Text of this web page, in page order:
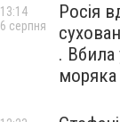
Росія
. Вбила
моряка
13:14
6 серпня